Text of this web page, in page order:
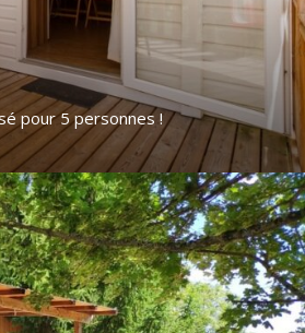
pour 5 personnes !